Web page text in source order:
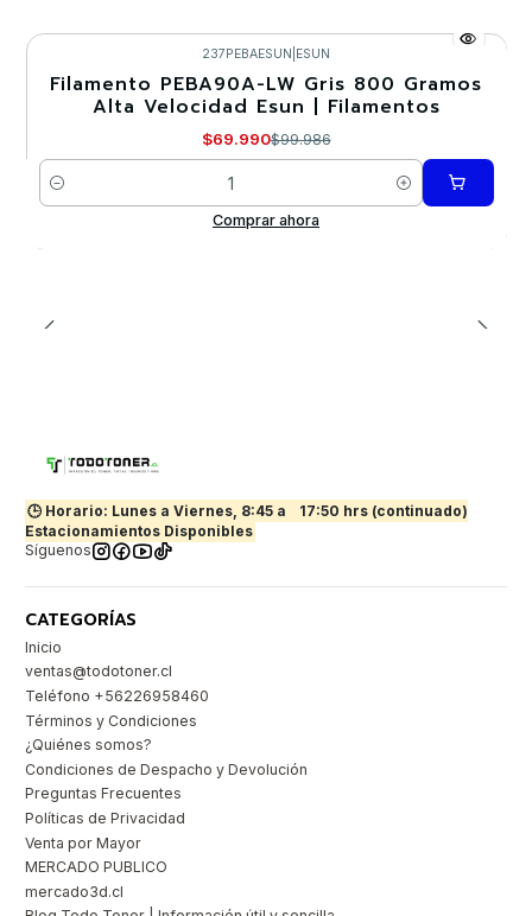
-30%
237PEBAESUN ESUN
Filamento PEBA90A-LW Gris 800 Gramos
Alta Velocidad Esun | Filamentos
$69.990$99.986
Cantidad
Comprar ahora
🕒 Horario: Lunes a Viernes, 8:45 a
17:50 hrs (continuado)
Estacionamientos Disponibles
Síguenos
CATEGORÍAS
Inicio
ventas@todotoner.cl
Teléfono +56226958460
Términos y Condiciones
¿Quiénes somos?
Condiciones de Despacho y Devolución
Preguntas Frecuentes
Políticas de Privacidad
Venta por Mayor
MERCADO PUBLICO
mercado3d.cl